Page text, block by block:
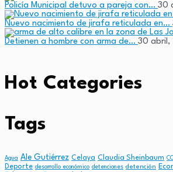
Policía Municipal detuvo a pareja con… 30
Nuevo nacimiento de jirafa reticulada en…
Detienen a hombre con arma de… 30 abril,
Hot Categories
Tags
Agua Ale Gutiérrez Celaya Claudia Sheinbaum
Deporte desarrollo económico detenciones detención